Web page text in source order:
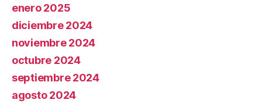
enero 2025
diciembre 2024
noviembre 2024
octubre 2024
septiembre 2024
agosto 2024